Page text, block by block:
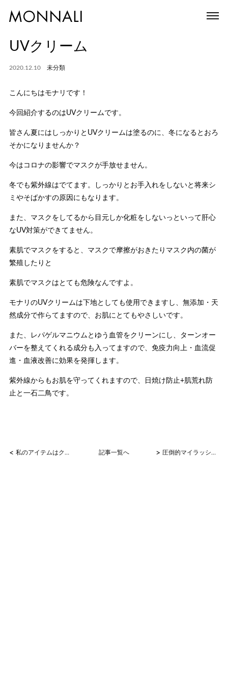
UVクリーム
2020.12.10 未分類
こんにちはモナリです！
今回紹介するのはUVクリームです。
皆さん夏にはしっかりとUVクリームは塗るのに、冬になるとおろ
そかになりませんか？
今はコロナの影響でマスクが手放せません。
冬でも紫外線はでてます。しっかりとお手入れをしないと将来シ
ミやそばかすの原因にもなります。
また、マスクをしてるから目元しか化粧をしないっといって肝心
なUV対策ができてません。
素肌でマスクをすると、マスクで摩擦がおきたりマスク内の菌が
繁殖したりと
素肌でマスクはとても危険なんですよ。
モナリのUVクリームは下地としても使用できますし、無添加・天
然成分で作らてますので、お肌にとてもやさしいです。
また、レパゲルマニウムとゆう血管をクリーンにし、ターンオー
バーを整えてくれる成分も入ってますので、免疫力向上・血流促
進・血液改善に効果を発揮します。
紫外線からもお肌を守ってくれますので、日焼け防止+肌荒れ防
止と一石二鳥です。
< 私のアイテムはクレンジング！ 記事一覧へ > 圧倒的マイラッシュ